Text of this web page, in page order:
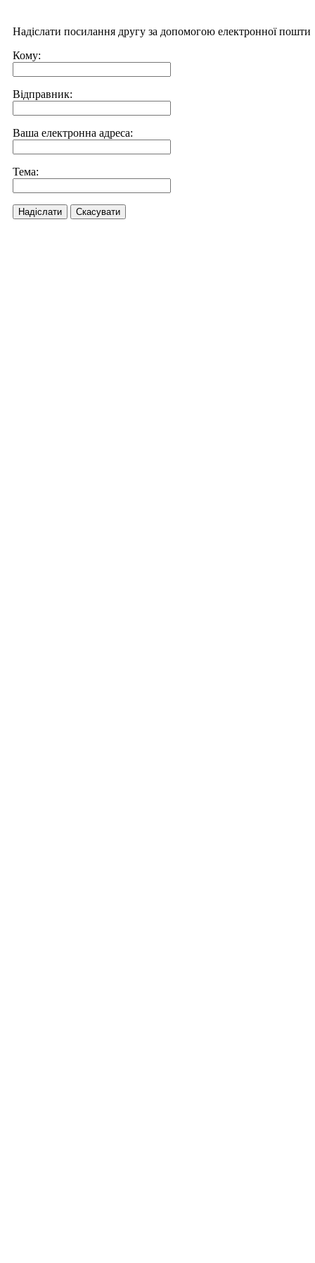
Надіслати посилання другу за допомогою електронної пошти
Кому:
Відправник:
Ваша електронна адреса:
Тема:
Надіслати Скасувати